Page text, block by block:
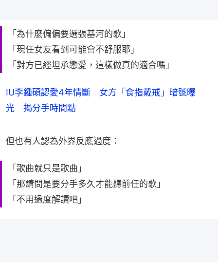
「為什麼偏偏要選張基河的歌」
「現任女友看到可能會不舒服耶」
「對方已經坦承戀愛，這樣做真的適合嗎」
IU李鍾碩認愛4年情斷 女方「食指戴戒」暗號曝
光 揭分手時間點
但也有人認為外界反應過度：
「歌曲就只是歌曲」
「那請問是要分手多久才能聽前任的歌」
「不用過度解讀吧」